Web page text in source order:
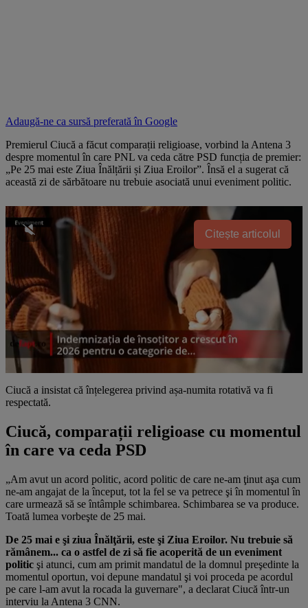
Adaugă-ne ca sursă preferată în Google
Premierul Ciucă a făcut comparații religioase, vorbind la Antena 3
despre momentul în care PNL va ceda către PSD funcția de premier:
„Pe 25 mai este Ziua Înălțării și Ziua Eroilor”. Însă el a sugerat că
această zi de sărbătoare nu trebuie asociată unui eveniment politic.
Citește articolul
Ciucă a insistat că înțelegerea privind așa-numita rotativă va fi
respectată.
Ciucă, comparații religioase cu momentul
în care va ceda PSD
„Am avut un acord politic, acord politic de care ne-am ţinut aşa cum
ne-am angajat de la început, tot la fel se va petrece şi în momentul în
care urmează să se întâmple schimbarea. Schimbarea se va produce.
Toată lumea vorbeşte de 25 mai.
De 25 mai e şi ziua Înălţării, este şi Ziua Eroilor. Nu trebuie să
rămânem... ca o astfel de zi să fie acoperită de un eveniment
politic şi atunci, cum am primit mandatul de la domnul preşedinte la
momentul oportun, voi depune mandatul şi voi proceda pe acordul
pe care l-am avut la rocada la guvernare", a declarat Ciucă într-un
interviu la Antena 3 CNN.